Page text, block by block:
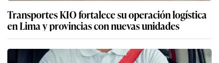
Transportes KIO fortalece su operación logística
en Lima y provincias con nuevas unidades